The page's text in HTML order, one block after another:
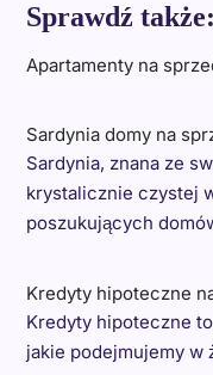
Sprawdź także:
Apartamenty na
Sardynia domy na
Sardynia, znana ze
krystalicznie czystej
poszukujących
Kredyty hipoteczne
Kredyty hipoteczne
jakie podejmujemy w